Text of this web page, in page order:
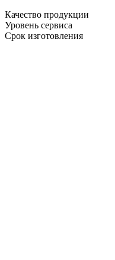
Качество продукции
Уровень сервиса
Срок изготовления